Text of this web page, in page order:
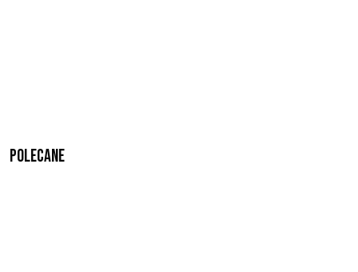
Polecane